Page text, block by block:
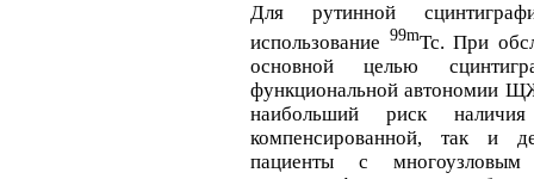
Для рутинной
использование 99mTc. При
основной целью
функциональной автономии
наибольший риск
компенсированной, так и
пациенты с многоузловым